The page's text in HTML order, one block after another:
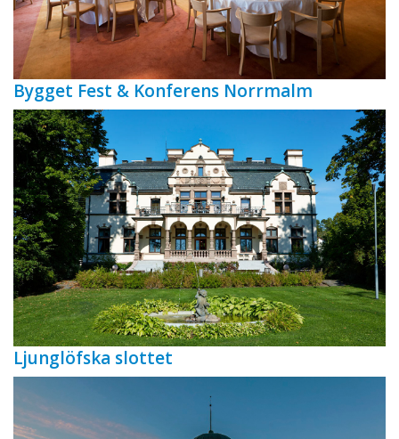
Bygget Fest & Konferens Norrmalm
Ljunglöfska slottet